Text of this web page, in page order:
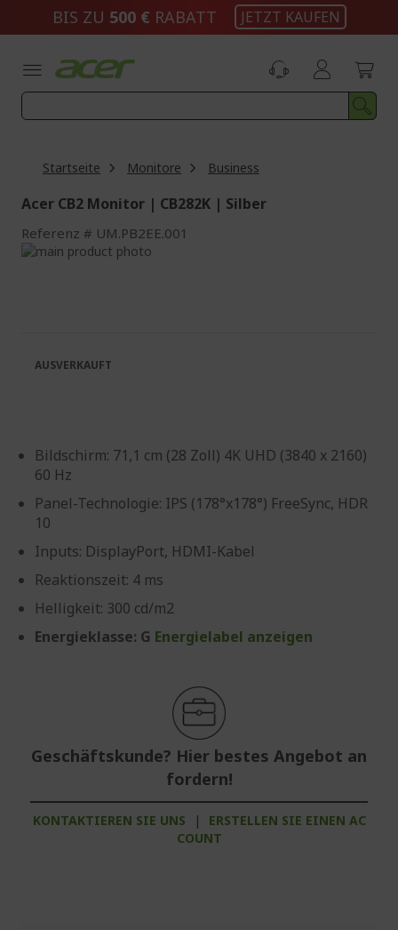
BIS ZU 500 € RABATT JETZT KAUFEN
Startseite Monitore Business
Acer CB2 Monitor | CB282K | Silber
Referenz UM.PB2EE.001
Zum
Bildschirm: 71,1 cm (28 Zoll) 4K UHD (3840 x 2160)
60 Hz
Panel-Technologie: IPS (178°x178°) FreeSync, HDR
10
Inputs: DisplayPort, HDMI-Kabel
Reaktionszeit: 4 ms
Helligkeit: 300 cd/m2
Energieklasse: G Energielabel anzeigen
Geschäftskunde? Hier bestes Angebot an
fordern!
KONTAKTIEREN SIE UNS |
ERSTELLEN SIE EINEN AC
COUNT
AUSVERKAUFT